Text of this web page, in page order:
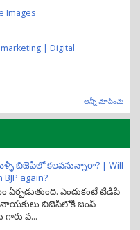
Images
| Digital
అన్నీ చూపించు
బిజెపిలో కలవనున్నారా? | Will
again?
ఏర్పడుతుంది. ఎందుకంటే టిడిపి
నాయకులు బిజెపిలోకి జంప్
వ...